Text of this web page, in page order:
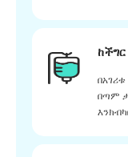
ከችግር
በጣም